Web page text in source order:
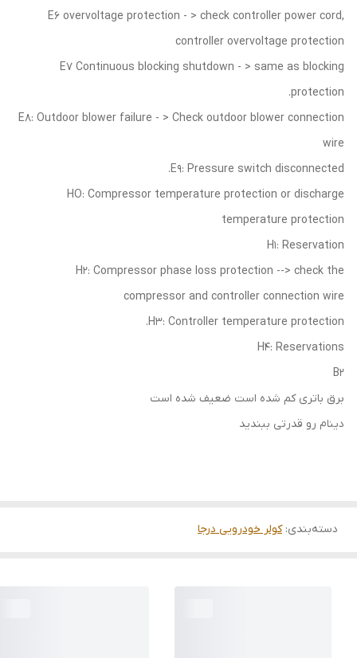
E6 overvoltage protection - > check controller power cord,
controller overvoltage protection
E7 Continuous blocking shutdown - > same as blocking
protection.
E8: Outdoor blower failure - > Check outdoor blower connection
wire
E9: Pressure switch disconnected.
HO: Compressor temperature protection or discharge
temperature protection
H1: Reservation
H2: Compressor phase loss protection --> check the
compressor and controller connection wire
H3: Controller temperature protection.
H4: Reservations
B2
برق باتری کم شده است ضعیف شده است
دینام رو قدرتی ببندید
دسته‌بندی:کولر خودرویی درجا